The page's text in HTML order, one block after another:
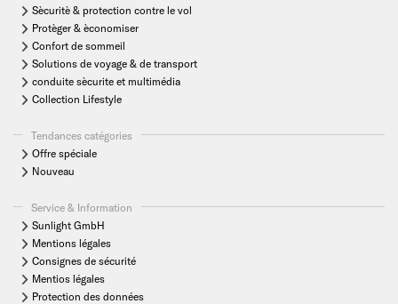
Sècuritè & protection contre le vol
Protèger & èconomiser
Confort de sommeil
Solutions de voyage & de transport
conduite sècurite et multimédia
Collection Lifestyle
Tendances catégories
Offre spéciale
Nouveau
Service & Information
Sunlight GmbH
Mentions légales
Consignes de sécurité
Mentios légales
Protection des données